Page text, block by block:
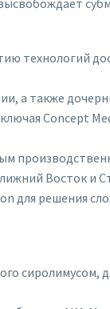
технологий
а также
Concept
Восток и
для решения
сиролимусом,